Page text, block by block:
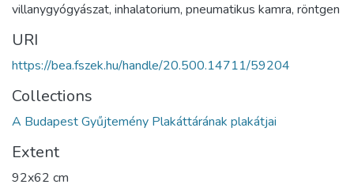
villanygyógyászat, inhalatorium, pneumatikus kamra, röntgen
URI
https://bea.fszek.hu/handle/20.500.14711/59204
Collections
A Budapest Gyűjtemény Plakáttárának plakátjai
Extent
92x62 cm